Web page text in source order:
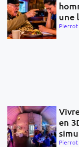
une
Pierrot
en
Pierrot